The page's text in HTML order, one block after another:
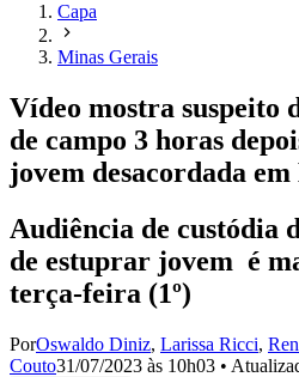
Capa
Minas Gerais
Vídeo mostra suspeito
de campo 3 horas
jovem desacordada
Audiência de custódia
de estuprar jovem é
terça-feira (1º)
PorOswaldo Diniz, Larissa Ricci,
Couto31/07/2023 às 10h03 •